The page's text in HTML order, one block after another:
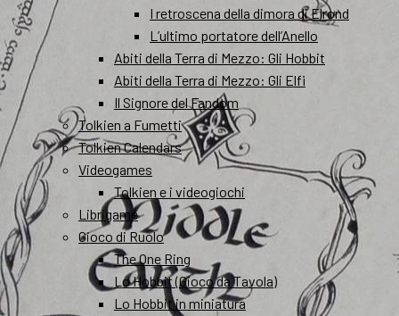
I retroscena della dimora di Elrond
L’ultimo portatore dell’Anello
Abiti della Terra di Mezzo: Gli Hobbit
Abiti della Terra di Mezzo: Gli Elfi
Il Signore del Fandom
Tolkien a Fumetti
Tolkien Calendars
Videogames
Tolkien e i videogiochi
Librigame
Gioco di Ruolo
The One Ring
Lo Hobbit (Gioco da Tavola)
Lo Hobbit in miniatura